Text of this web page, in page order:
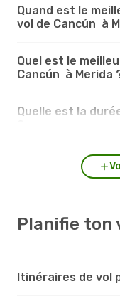
Quand est le
vol de Cancún à
Quel est le
Cancún à Merida
Quelle est la
Planifie ton
Itinéraires de vol